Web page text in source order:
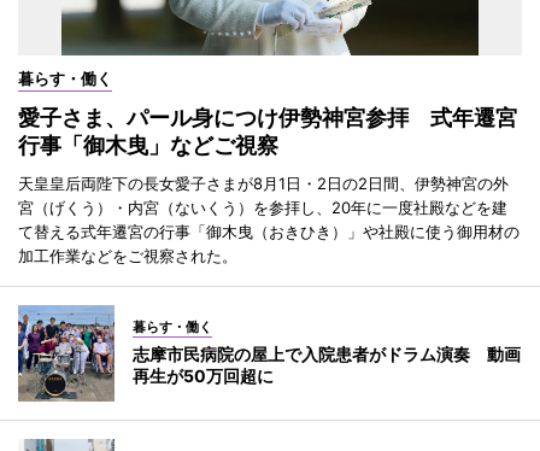
暮らす・働く
愛子さま、パール身につけ伊勢神宮参拝 式年遷宮
行事「御木曳」などご視察
天皇皇后両陛下の長女愛子さまが8月1日・2日の2日間、伊勢神宮の外
宮（げくう）・内宮（ないくう）を参拝し、20年に一度社殿などを建
て替える式年遷宮の行事「御木曳（おきひき）」や社殿に使う御用材の
加工作業などをご視察された。
暮らす・働く
志摩市民病院の屋上で入院患者がドラム演奏 動画
再生が50万回超に